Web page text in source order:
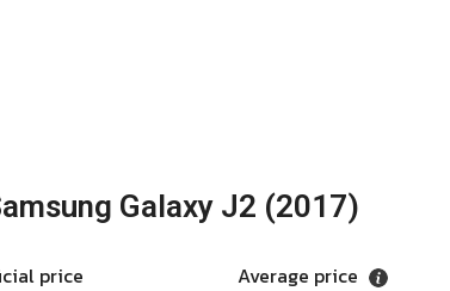
Galaxy J2 (2017)
price Average price